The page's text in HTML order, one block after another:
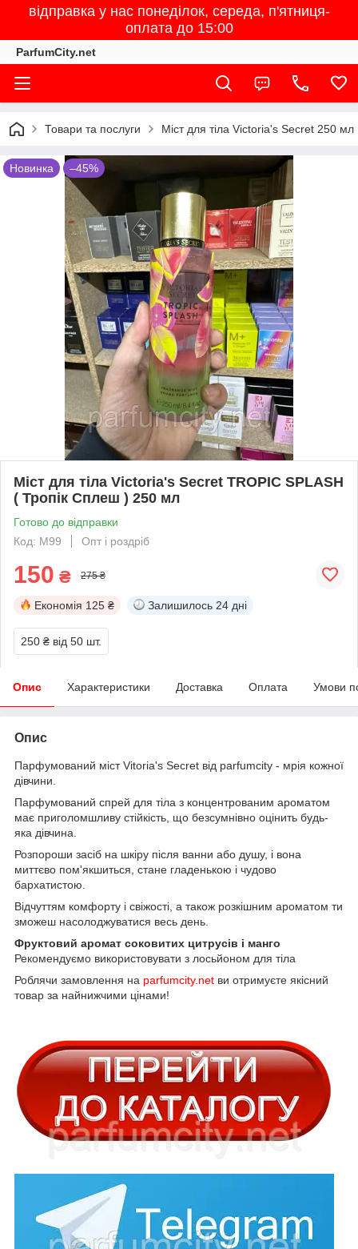
відправка у нас понеділок, середа, п'ятниця-
оплата до 15:00
ParfumCity.net
Товари та послуги Міст для тіла Victoria's Secret 250 мл
Новинка –45%
Міст для тіла Victoria's Secret TROPIC SPLASH
( Тропік Сплеш ) 250 мл
Готово до відправки
Код: М99
Опт і роздріб
150 ₴ 275 ₴
Економія 125 ₴ Залишилось 24 дні
250 ₴ від 50 шт.
Опис Характеристики Доставка Оплата Умови
Опис
Парфумований міст Vitoria's Secret від parfumcity - мрія кожної
дівчини.
Парфумований спрей для тіла з концентрованим ароматом
має приголомшливу стійкість, що безсумнівно оцінить будь-
яка дівчина.
Розпороши засіб на шкіру після ванни або душу, і вона
миттєво пом'якшиться, стане гладенькою і чудово
бархатистою.
Відчуттям комфорту і свіжості, а також розкішним ароматом ти
зможеш насолоджуватися весь день.
Фруктовий аромат соковитих цитрусів і манго
Рекомендуємо використовувати з лосьйоном для тіла
Роблячи замовлення на parfumcity.net ви отримуєте якісний
товар за найнижчими цінами!